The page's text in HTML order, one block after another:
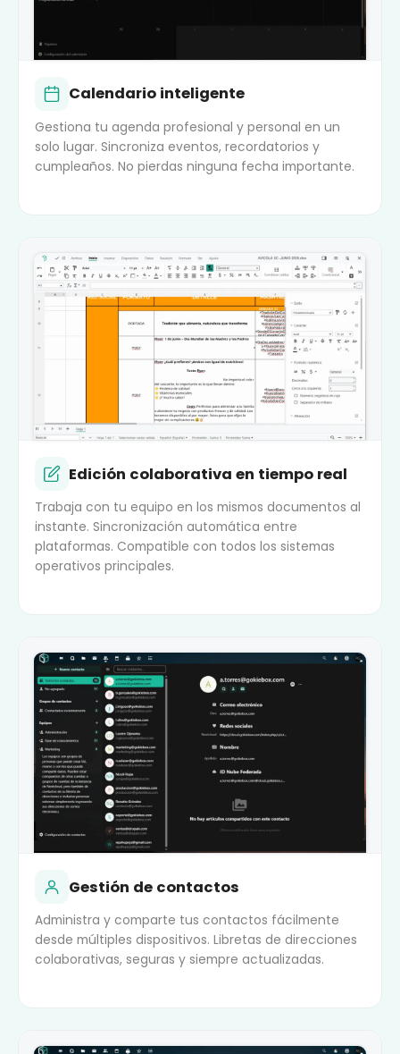
Calendario inteligente
Gestiona tu agenda profesional y personal en un
solo lugar. Sincroniza eventos, recordatorios y
cumpleaños. No pierdas ninguna fecha importante.
Edición colaborativa en tiempo real
Trabaja con tu equipo en los mismos documentos al
instante. Sincronización automática entre
plataformas. Compatible con todos los sistemas
operativos principales.
Gestión de contactos
Administra y comparte tus contactos fácilmente
desde múltiples dispositivos. Libretas de direcciones
colaborativas, seguras y siempre actualizadas.